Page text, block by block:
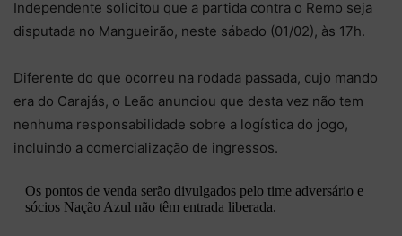
Independente solicitou que a partida contra o Remo seja
disputada no Mangueirão, neste sábado (01/02), às 17h.
Diferente do que ocorreu na rodada passada, cujo mando
era do Carajás, o Leão anunciou que desta vez não tem
nenhuma responsabilidade sobre a logística do jogo,
incluindo a comercialização de ingressos.
Os pontos de venda serão divulgados pelo time adversário e
sócios Nação Azul não têm entrada liberada.